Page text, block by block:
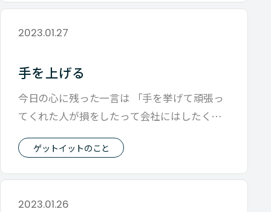
2023.01.27
手を上げる
今日の心に残った一言は 「手を挙げて頑張っ
てくれた人が損をしたって会社にはしたくな
ゲットイットのこと
2023.01.26